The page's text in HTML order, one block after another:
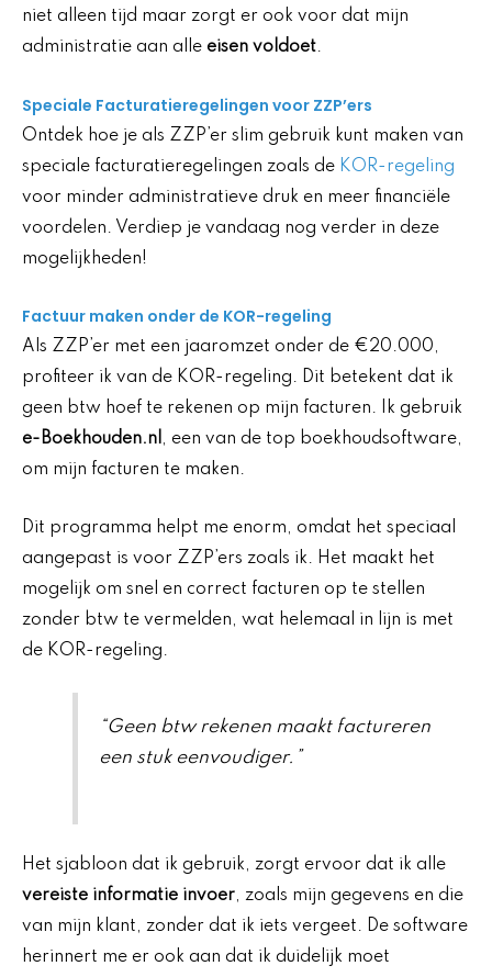
niet alleen tijd maar zorgt er ook voor dat mijn
administratie aan alle eisen voldoet.
Speciale Facturatieregelingen voor ZZP’ers
Ontdek hoe je als ZZP’er slim gebruik kunt maken van
speciale facturatieregelingen zoals de KOR-regeling
voor minder administratieve druk en meer financiële
voordelen. Verdiep je vandaag nog verder in deze
mogelijkheden!
Factuur maken onder de KOR-regeling
Als ZZP’er met een jaaromzet onder de €20.000,
profiteer ik van de KOR-regeling. Dit betekent dat ik
geen btw hoef te rekenen op mijn facturen. Ik gebruik
e-Boekhouden.nl , een van de top boekhoudsoftware,
om mijn facturen te maken.
Dit programma helpt me enorm, omdat het speciaal
aangepast is voor ZZP’ers zoals ik. Het maakt het
mogelijk om snel en correct facturen op te stellen
zonder btw te vermelden, wat helemaal in lijn is met
de KOR-regeling.
“Geen btw rekenen maakt factureren
een stuk eenvoudiger.”
Het sjabloon dat ik gebruik, zorgt ervoor dat ik alle
vereiste informatie invoer, zoals mijn gegevens en die
van mijn klant, zonder dat ik iets vergeet. De software
herinnert me er ook aan dat ik duidelijk moet